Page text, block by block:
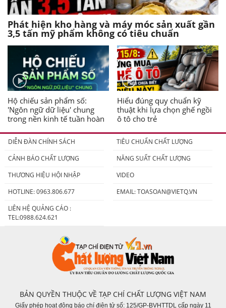
Phát hiện kho hàng và máy móc sản xuất gần
3,5 tấn mỹ phẩm không có tiêu chuẩn
Hộ chiếu sản phẩm số:
'Ngôn ngữ dữ liệu' chung
trong nền kinh tế tuần hoàn
Hiểu đúng quy chuẩn kỹ
thuật khi lựa chọn ghế ngồi
ô tô cho trẻ
DIỄN ĐÀN CHÍNH SÁCH
TIÊU CHUẨN CHẤT LƯỢNG
CẢNH BÁO CHẤT LƯỢNG
NĂNG SUẤT CHẤT LƯỢNG
THƯƠNG HIỆU HỘI NHẬP
VIDEO
HOTLINE: 0963.806.677
EMAIL:TOASOAN@VIETQ.VN
LIÊN HỆ QUẢNG CÁO :
TEL:0988.624.621
BẢN QUYỀN THUỘC VỀ TẠP CHÍ CHẤT LƯỢNG VIỆT NAM
Giấy phép hoạt động báo chí điện tử số: 125/GP-BVHTTDL cấp ngày 11